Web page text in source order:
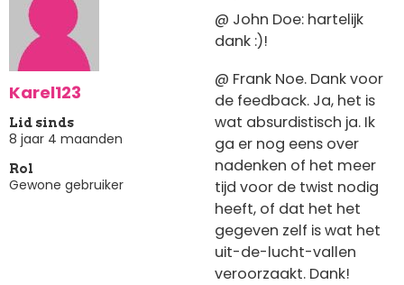
Karel123
Lid sinds
8 jaar 4 maanden
Rol
Gewone gebruiker
@ John Doe: hartelijk
dank :)!
@ Frank Noe. Dank voor
de feedback. Ja, het is
wat absurdistisch ja. Ik
ga er nog eens over
nadenken of het meer
tijd voor de twist nodig
heeft, of dat het het
gegeven zelf is wat het
uit-de-lucht-vallen
veroorzaakt. Dank!